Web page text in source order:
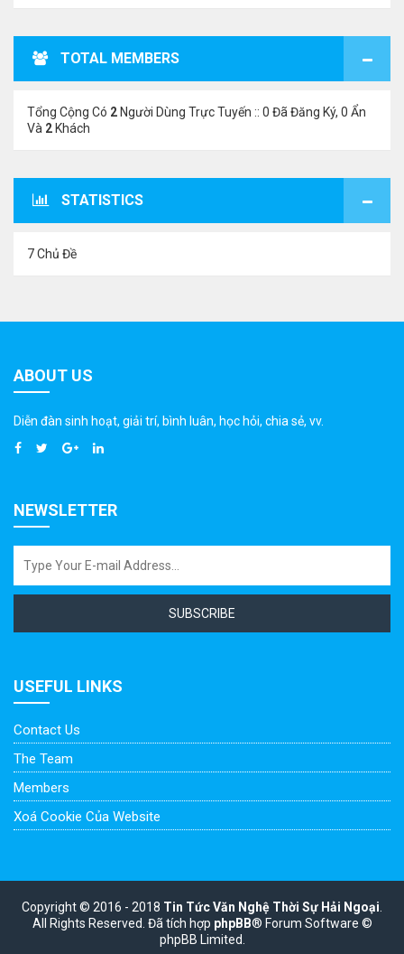
TOTAL MEMBERS
Tổng Cộng Có 2 Người Dùng Trực Tuyến :: 0 Đã Đăng Ký, 0 Ẩn
Và 2 Khách
STATISTICS
7 Chủ Đề
ABOUT US
Diễn đàn sinh hoạt, giải trí, bình luân, học hỏi, chia sẻ, vv.
NEWSLETTER
SUBSCRIBE
USEFUL LINKS
Contact Us
The Team
Members
Xoá Cookie Của Website
Copyright © 2016 - 2018 Tin Tức Văn Nghệ Thời Sự Hải Ngoại
All Rights Reserved. Đã tích hợp phpBB® Forum Software ©
phpBB Limited.